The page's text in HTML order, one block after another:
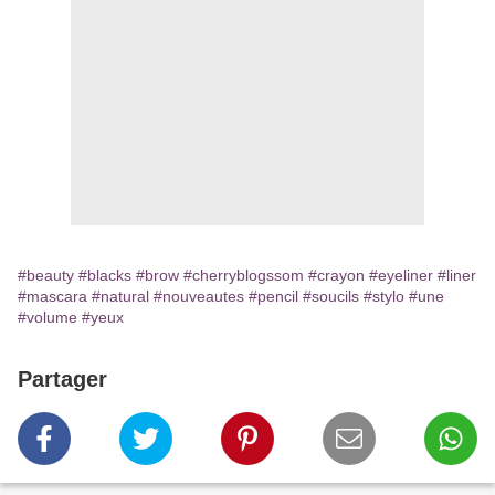
#beauty #blacks #brow #cherryblogssom #crayon #eyeliner #liner
#mascara #natural #nouveautes #pencil #soucils #stylo #une
#volume #yeux
Partager